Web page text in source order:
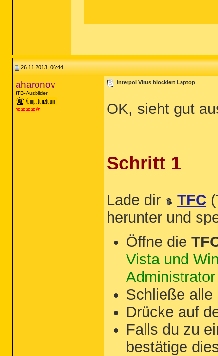
26.11.2013, 06:44
aharonov
TB-Ausbilder
Interpol Virus blockiert Laptop
OK, sieht gut
Schritt 1
Lade dir TFC
herunter und
Öffne die
Vista und
Schließe alle
Drücke auf
Falls du zu
bestätige